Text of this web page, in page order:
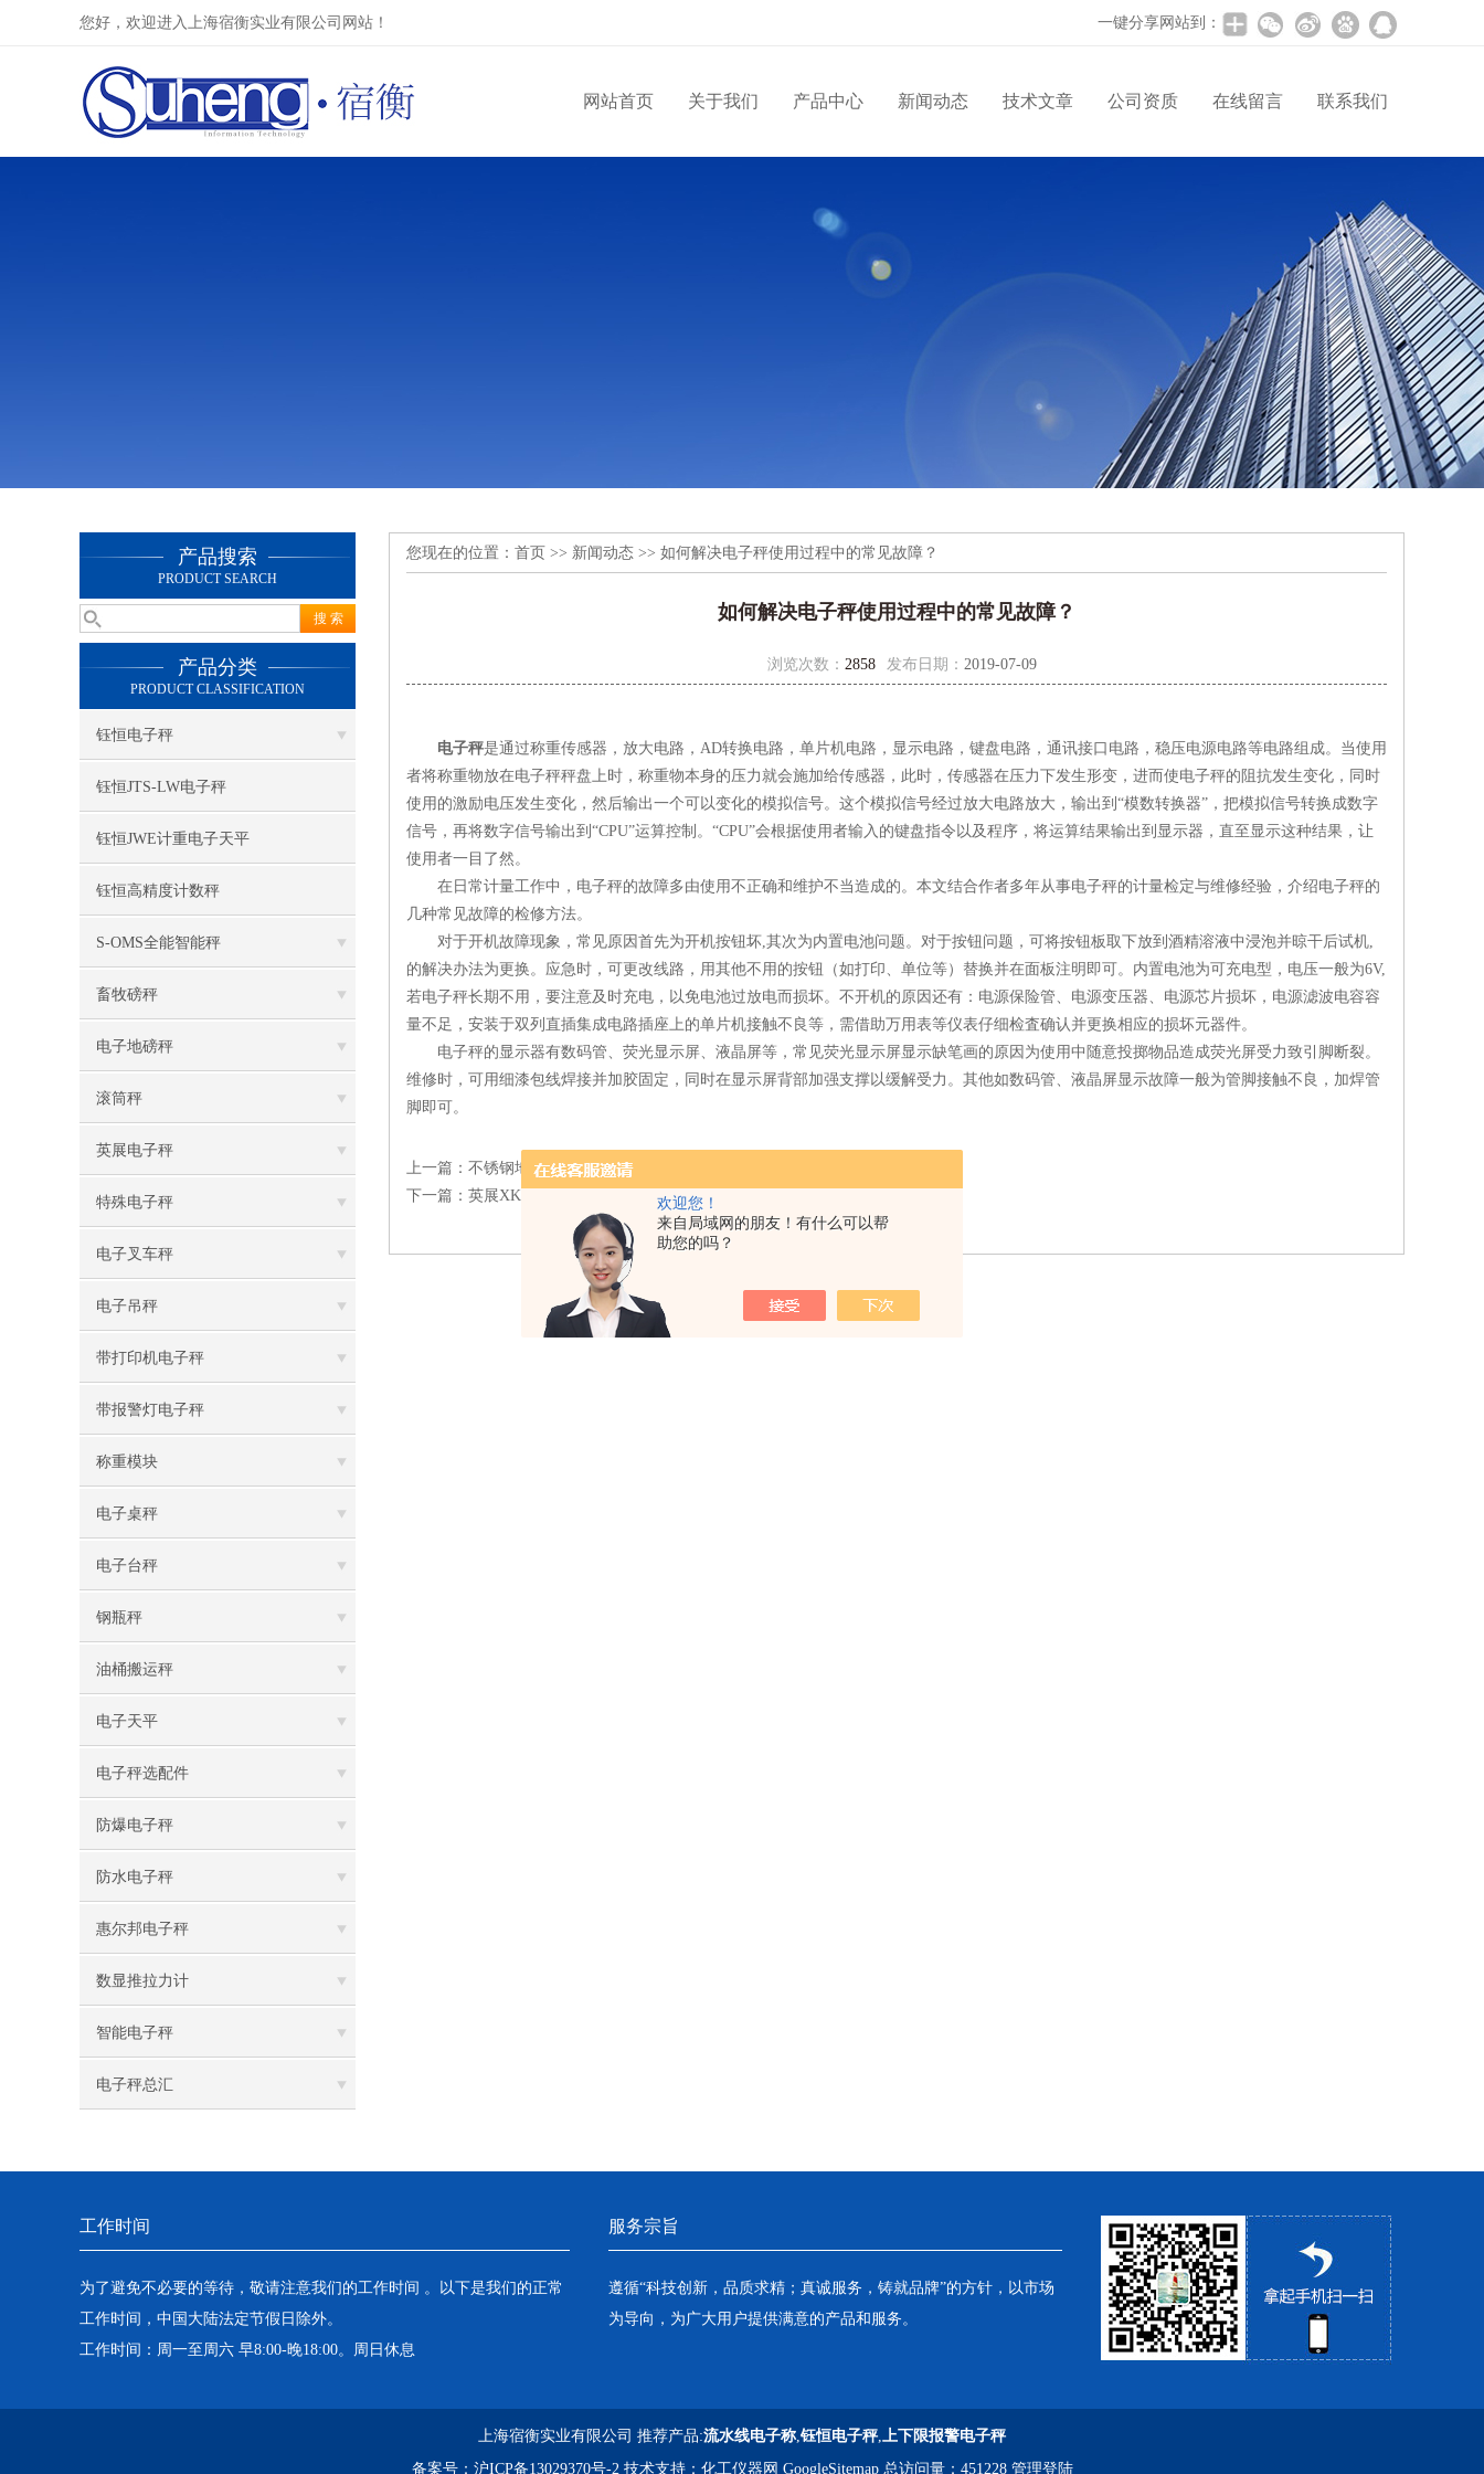
欢迎您！
来自局域网的朋友！有什么可以帮
助您的吗？
您好，欢迎进入上海宿衡实业有限公司网站！ 一键分享网站到：
网站首页 关于我们 产品中心 新闻动态 技术文章 公司资质 在线留言 联系我们
产品搜索
PRODUCT SEARCH
产品分类
PRODUCT CLASSIFICATION
钰恒电子秤
钰恒JTS-LW电子秤
钰恒JWE计重电子天平
钰恒高精度计数秤
S-OMS全能智能秤
畜牧磅秤
电子地磅秤
滚筒秤
英展电子秤
特殊电子秤
电子叉车秤
电子吊秤
带打印机电子秤
带报警灯电子秤
称重模块
电子桌秤
电子台秤
钢瓶秤
油桶搬运秤
电子天平
电子秤选配件
防爆电子秤
防水电子秤
惠尔邦电子秤
数显推拉力计
智能电子秤
电子秤总汇
您现在的位置： 首页 >> 新闻动态 >> 如何解决电子秤使用过程中的常见故障？
如何解决电子秤使用过程中的常见故障？
浏览次数： 2858 发布日期： 2019-07-09
电子秤是通过称重传感器，放大电路，AD转换电路，单片机电路，显示电路，键盘电路，通讯接口电路，稳压电源电路等电路组成。当使用
者将称重物放在电子秤秤盘上时，称重物本身的压力就会施加给传感器，此时，传感器在压力下发生形变，进而使电子秤的阻抗发生变化，同时
使用的激励电压发生变化，然后输出一个可以变化的模拟信号。这个模拟信号经过放大电路放大，输出到“模数转换器”，把模拟信号转换成数字
信号，再将数字信号输出到“CPU”运算控制。“CPU”会根据使用者输入的键盘指令以及程序，将运算结果输出到显示器，直至显示这种结果，让
使用者一目了然。
在日常计量工作中，电子秤的故障多由使用不正确和维护不当造成的。本文结合作者多年从事电子秤的计量检定与维修经验，介绍电子秤的
几种常见故障的检修方法。
对于开机故障现象，常见原因首先为开机按钮坏,其次为内置电池问题。对于按钮问题，可将按钮板取下放到酒精溶液中浸泡并晾干后试机,
的解决办法为更换。应急时，可更改线路，用其他不用的按钮（如打印、单位等）替换并在面板注明即可。内置电池为可充电型，电压一般为6V,
若电子秤长期不用，要注意及时充电，以免电池过放电而损坏。不开机的原因还有：电源保险管、电源变压器、电源芯片损坏，电源滤波电容容
量不足，安装于双列直插集成电路插座上的单片机接触不良等，需借助万用表等仪表仔细检査确认并更换相应的损坏元器件。
电子秤的显示器有数码管、荧光显示屏、液晶屏等，常见荧光显示屏显示缺笔画的原因为使用中随意投掷物品造成荧光屏受力致引脚断裂。
维修时，可用细漆包线焊接并加胶固定，同时在显示屏背部加强支撑以缓解受力。其他如数码管、液晶屏显示故障一般为管脚接触不良，加焊管
脚即可。
上一篇： 不锈钢地磅秤进水了怎么办？
下一篇： 英展XK3150（PW）与GW不锈钢防水电子秤区别
工作时间
为了避免不必要的等待，敬请注意我们的工作时间 。以下是我们的正常
工作时间，中国大陆法定节假日除外。
工作时间：周一至周六 早8:00-晚18:00。周日休息
服务宗旨
遵循“科技创新，品质求精；真诚服务，铸就品牌”的方针，以市场
为导向，为广大用户提供满意的产品和服务。
上海宿衡实业有限公司 推荐产品:流水线电子称,钰恒电子秤,上下限报警电子秤
备案号： 沪ICP备13029370号-2技术支持： 化工仪器网 GoogleSitemap总访问量：451228 管理登陆